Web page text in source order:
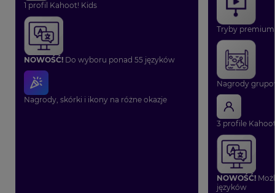
1 profil Kahoot! Kids
NOWOŚĆ! Do wyboru ponad 55 języków
Nagrody, skórki i ikony na różne okazje
Tryby
Nagrody
3 profile
NOWOŚĆ!
języków